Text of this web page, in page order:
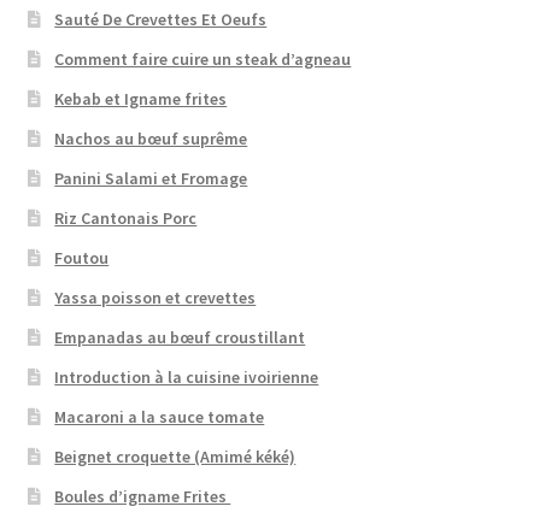
Sauté De Crevettes Et Oeufs
Comment faire cuire un steak d’agneau
Kebab et Igname frites
Nachos au bœuf suprême
Panini Salami et Fromage
Riz Cantonais Porc
Foutou
Yassa poisson et crevettes
Empanadas au bœuf croustillant
Introduction à la cuisine ivoirienne
Macaroni a la sauce tomate
Beignet croquette (Amimé kéké)
Boules d’igname Frites